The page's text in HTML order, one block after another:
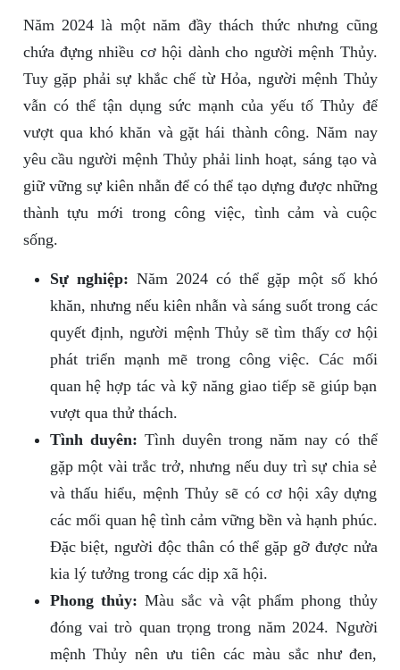
Năm 2024 là một năm đầy thách thức nhưng cũng
chứa đựng nhiều cơ hội dành cho người mệnh Thủy.
Tuy gặp phải sự khắc chế từ Hỏa, người mệnh Thủy
vẫn có thể tận dụng sức mạnh của yếu tố Thủy để
vượt qua khó khăn và gặt hái thành công. Năm nay
yêu cầu người mệnh Thủy phải linh hoạt, sáng tạo và
giữ vững sự kiên nhẫn để có thể tạo dựng được những
thành tựu mới trong công việc, tình cảm và cuộc
sống.
Sự nghiệp: Năm 2024 có thể gặp một số khó
khăn, nhưng nếu kiên nhẫn và sáng suốt trong các
quyết định, người mệnh Thủy sẽ tìm thấy cơ hội
phát triển mạnh mẽ trong công việc. Các mối
quan hệ hợp tác và kỹ năng giao tiếp sẽ giúp bạn
vượt qua thử thách.
Tình duyên: Tình duyên trong năm nay có thể
gặp một vài trắc trở, nhưng nếu duy trì sự chia sẻ
và thấu hiểu, mệnh Thủy sẽ có cơ hội xây dựng
các mối quan hệ tình cảm vững bền và hạnh phúc.
Đặc biệt, người độc thân có thể gặp gỡ được nửa
kia lý tưởng trong các dịp xã hội.
Phong thủy: Màu sắc và vật phẩm phong thủy
đóng vai trò quan trọng trong năm 2024. Người
mệnh Thủy nên ưu tiên các màu sắc như đen,